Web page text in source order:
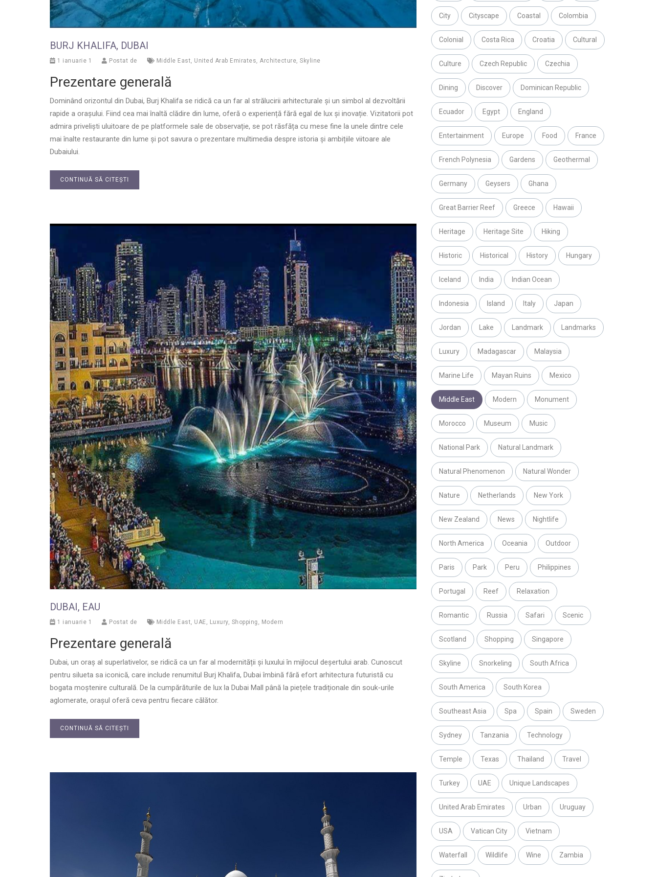
BURJ KHALIFA, DUBAI
1 ianuarie 1 Postat de Middle East, United Arab Emirates, Architecture, Skyline
Prezentare generală
Dominând orizontul din Dubai, Burj Khalifa se ridică ca un far al strălucirii arhitecturale și un simbol al dezvoltării
rapide a orașului. Fiind cea mai înaltă clădire din lume, oferă o experiență fără egal de lux și inovație. Vizitatorii pot
admira priveliști uluitoare de pe platformele sale de observație, se pot răsfăța cu mese fine la unele dintre cele
mai înalte restaurante din lume și pot savura o prezentare multimedia despre istoria și ambițiile viitoare ale
Dubaiului.
CONTINUĂ SĂ CITEȘTI
DUBAI, EAU
1 ianuarie 1 Postat de Middle East, UAE, Luxury, Shopping , Modern
Prezentare generală
Dubai, un oraș al superlativelor, se ridică ca un far al modernității și luxului în mijlocul deșertului arab. Cunoscut
pentru silueta sa iconică, care include renumitul Burj Khalifa, Dubai îmbină fără efort arhitectura futuristă cu
bogata moștenire culturală. De la cumpărăturile de lux la Dubai Mall până la piețele tradiționale din souk-urile
aglomerate, orașul oferă ceva pentru fiecare călător.
CONTINUĂ SĂ CITEȘTI
City Cityscape Coastal Colombia
Colonial Costa Rica Croatia Cultural
Culture Czech Republic Czechia
Dining Discover Dominican Republic
Ecuador Egypt England
Entertainment Europe Food France
French Polynesia Gardens Geothermal
Germany Geysers Ghana
Great Barrier Reef Greece Hawaii
Heritage Heritage Site Hiking
Historic Historical History Hungary
Iceland India Indian Ocean
Indonesia Island Italy Japan
Jordan Lake Landmark Landmarks
Luxury Madagascar Malaysia
Marine Life Mayan Ruins Mexico
Middle East Modern Monument
Morocco Museum Music
National Park Natural Landmark
Natural Phenomenon Natural Wonder
Nature Netherlands New York
New Zealand News Nightlife
North America Oceania Outdoor
Paris Park Peru Philippines
Portugal Reef Relaxation
Romantic Russia Safari Scenic
Scotland Shopping Singapore
Skyline Snorkeling South Africa
South America South Korea
Southeast Asia Spa Spain Sweden
Sydney Tanzania Technology
Temple Texas Thailand Travel
Turkey UAE Unique Landscapes
United Arab Emirates Urban Uruguay
USA Vatican City Vietnam
Waterfall Wildlife Wine Zambia